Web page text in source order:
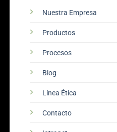
Nuestra Empresa
Productos
Procesos
Blog
Línea Ética
Contacto